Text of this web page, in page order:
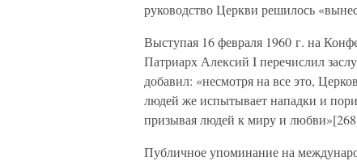
руководство Церкви решилось
Выступая 16 февраля 1960 г. на
Патриарх Алексий I перечислил
добавил: «несмотря на все это,
людей же испытывает нападки и
призывая людей к миру и
Публичное упоминание на